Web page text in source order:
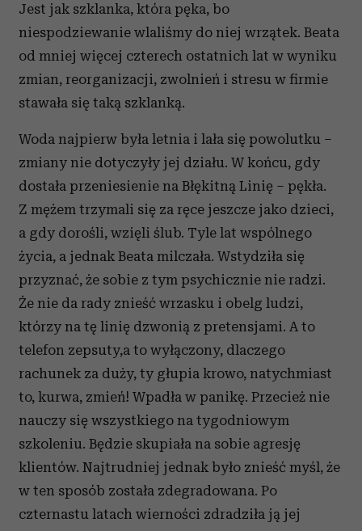
Jest jak szklanka, która pęka, bo
niespodziewanie wlaliśmy do niej wrzątek. Beata
od mniej więcej czterech ostatnich lat w wyniku
zmian, reorganizacji, zwolnień i stresu w firmie
stawała się taką szklanką.
Woda najpierw była letnia i lała się powolutku –
zmiany nie dotyczyły jej działu. W końcu, gdy
dostała przeniesienie na Błękitną Linię – pękła.
Z mężem trzymali się za ręce jeszcze jako dzieci,
a gdy dorośli, wzięli ślub. Tyle lat wspólnego
życia, a jednak Beata milczała. Wstydziła się
przyznać, że sobie z tym psychicznie nie radzi.
Że nie da rady znieść wrzasku i obelg ludzi,
którzy na tę linię dzwonią z pretensjami. A to
telefon zepsuty,a to wyłączony, dlaczego
rachunek za duży, ty głupia krowo, natychmiast
to, kurwa, zmień! Wpadła w panikę. Przecież nie
nauczy się wszystkiego na tygodniowym
szkoleniu. Będzie skupiała na sobie agresję
klientów. Najtrudniej jednak było znieść myśl, że
w ten sposób została zdegradowana. Po
czternastu latach wierności zdradziła ją jej